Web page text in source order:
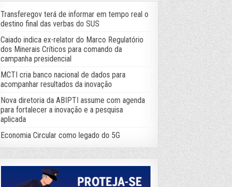
Transferegov terá de informar em tempo real o
destino final das verbas do SUS
Caiado indica ex-relator do Marco Regulatório
dos Minerais Críticos para comando da
campanha presidencial
MCTI cria banco nacional de dados para
acompanhar resultados da inovação
Nova diretoria da ABIPTI assume com agenda
para fortalecer a inovação e a pesquisa
aplicada
Economia Circular como legado do 5G